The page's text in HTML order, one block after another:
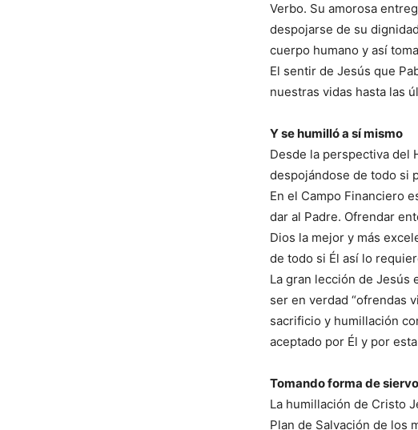
Verbo. Su amorosa
despojarse de su
cuerpo humano y así
El sentir de Jesús que
nuestras vidas hasta las
Y se humilló a sí mismo
Desde la perspectiva del
despojándose de todo si
En el Campo Financiero
dar al Padre. Ofrendar
Dios la mejor y más
de todo si Él así lo
La gran lección de Jesús
ser en verdad “ofrendas
sacrificio y humillación
aceptado por Él y por
Tomando forma de siervo
La humillación de Cristo
Plan de Salvación de los